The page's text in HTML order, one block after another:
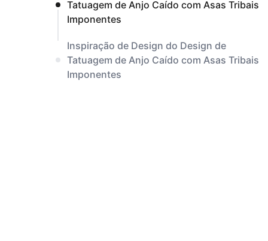
Tatuagem de Anjo Caído com Asas Tribais
Imponentes
Inspiração de Design do Design de
Tatuagem de Anjo Caído com Asas Tribais
Imponentes